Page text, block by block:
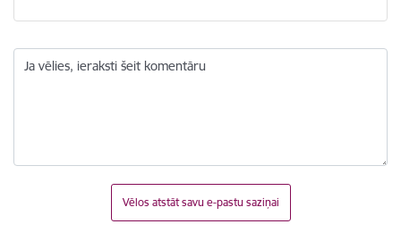
Ja vēlies, ieraksti šeit komentāru
Vēlos atstāt savu e-pastu saziņai